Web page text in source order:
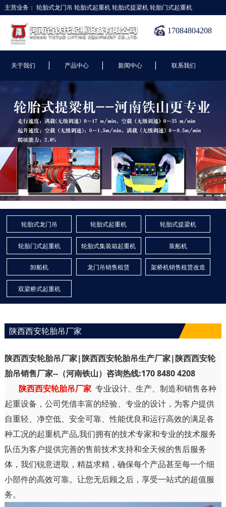
主营业务： 轮胎式龙门吊 轮胎式起重机轮胎式提梁机轮胎门式起重机
17084804208
关于我们 | 产品中心 | 新闻中心 | 联系我们
轮胎式龙门吊 轮胎式起重机 轮胎式提梁机
轮胎门式起重机 轮胎式集装箱起重机 装船机
卸船机 龙门吊销售租赁 架桥机销售租赁改造
双梁桥式起重机
陕西西安轮胎吊厂家
陕西西安轮胎吊厂家|陕西西安轮胎吊生产厂家|陕西西安轮
胎吊销售厂家--（河南铁山）咨询热线:170 8480 4208
陕西西安轮胎吊厂家 专业设计、生产、制造和销售各种
起重设备，公司凭借丰富的经验、专业的设计，为客户提供
自重轻、净空低、安全可靠、性能优良和运行高效的满足各
种工况的起重机产品,我们拥有的技术专家和专业的技术服务
队伍为客户提供完善的售前技术支持和全天候的售后服务
体，我们锐意进取，精益求精，确保每个产品甚至每一个细
小部件的高效可靠。让您无后顾之后，享受一站式的超值服
务。